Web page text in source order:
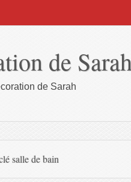
de
de Sarah
salle de bain